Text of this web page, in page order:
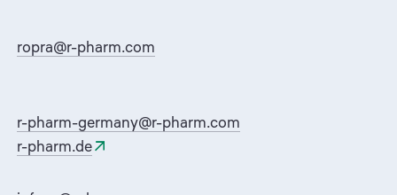
ropra@r-pharm.com
r-pharm-germany@r-pharm.com
r-pharm.de